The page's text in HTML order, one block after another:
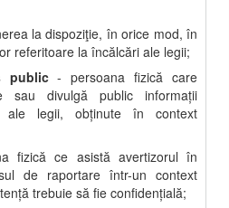
la dispoziţie, în orice mod, în
referitoare la încălcări ale legii;
public- persoana fizică care
sau divulgă public informaţii
ale legii, obţinute în context
fizică ce asistă avertizorul în
de raportare într-un context
trebuie să fie confidenţială;